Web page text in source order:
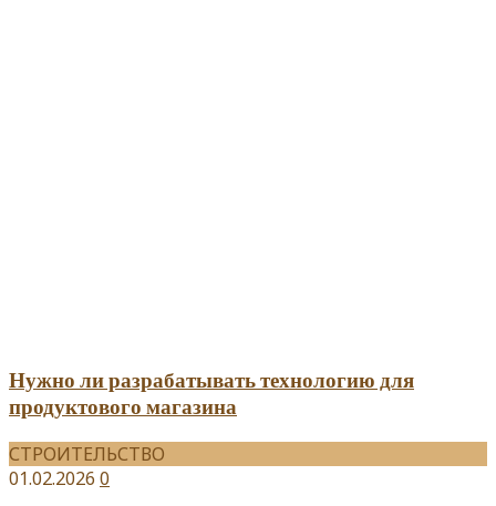
Нужно ли разрабатывать технологию для
продуктового магазина
СТРОИТЕЛЬСТВО
01.02.2026 0